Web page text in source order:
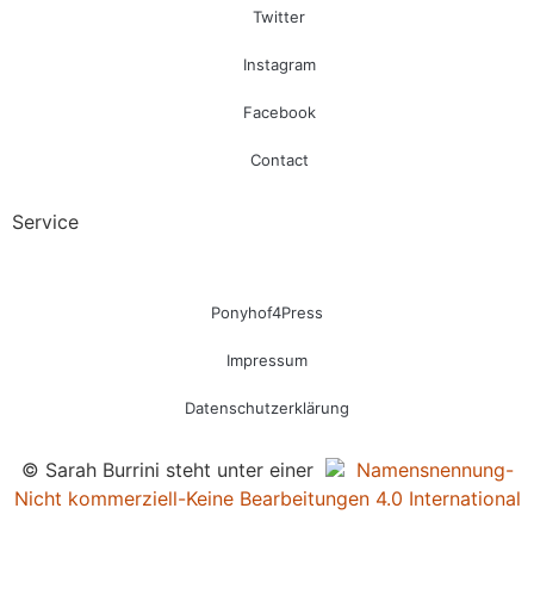
Twitter
Instagram
Facebook
Contact
Service
Ponyhof4Press
Impressum
Datenschutzerklärung
© Sarah Burrini steht unter einer
Namensnennung-
Nicht kommerziell-Keine Bearbeitungen 4.0 International